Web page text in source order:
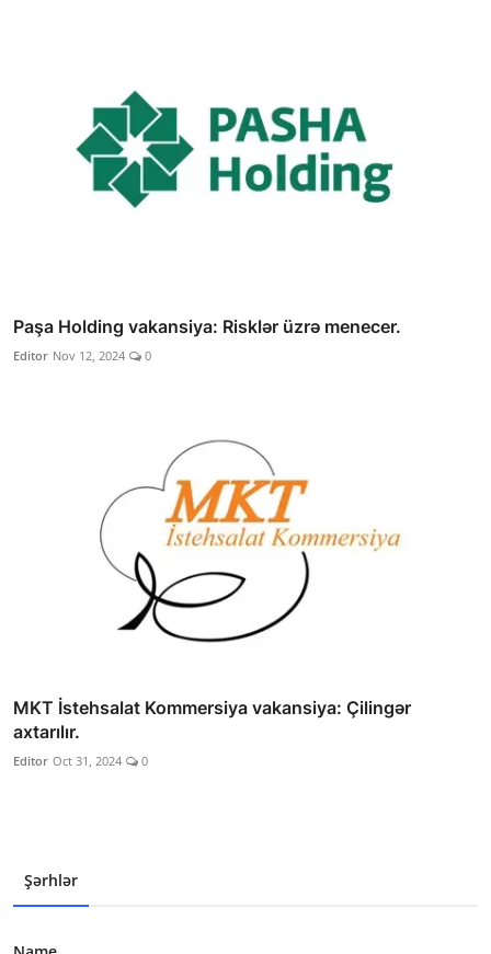
Paşa Holding vakansiya: Risklər üzrə menecer.
Editor Nov 12, 2024 0
MKT İstehsalat Kommersiya vakansiya: Çilingər
axtarılır.
Editor Oct 31, 2024 0
Şərhlər